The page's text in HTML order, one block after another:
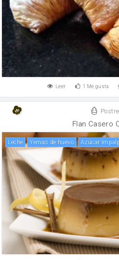
Leer 1 Me gusta
Flan Casero
leche yemas de huevo Azúcar